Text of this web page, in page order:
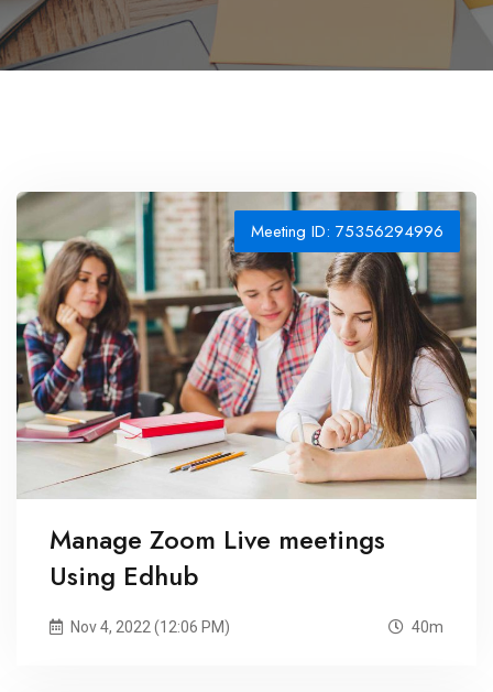
Meeting ID: 75356294996
Manage Zoom Live meetings
Using Edhub
Nov 4, 2022 (12:06 PM) 40m